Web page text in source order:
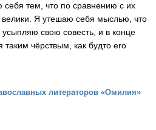
тем, что по сравнению с их
велики. Я утешаю себя мыслью, что
усыпляю свою совесть, и в конце
чёрствым, как будто его
литераторов «Омилия»